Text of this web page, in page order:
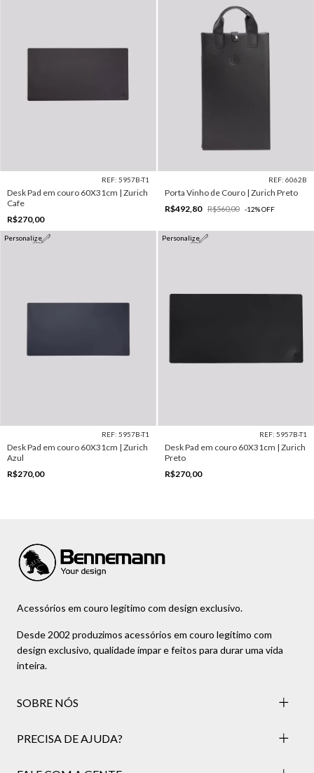
REF: 5957B-T1
Desk Pad em couro 60X31cm | Zurich
Cafe
R$270,00
REF: 6062B
Porta Vinho de Couro | Zurich Preto
R$492,80
R$560,00 -12%OFF
Personalize
REF: 5957B-T1
Desk Pad em couro 60X31cm | Zurich
Azul
R$270,00
Personalize
REF: 5957B-T1
Desk Pad em couro 60X31cm | Zurich
Preto
R$270,00
Acessórios em couro legítimo com design exclusivo.
Desde 2002 produzimos acessórios em couro legítimo com
design exclusivo, qualidade ímpar e feitos para durar uma vida
inteira.
SOBRE NÓS
PRECISA DE AJUDA?